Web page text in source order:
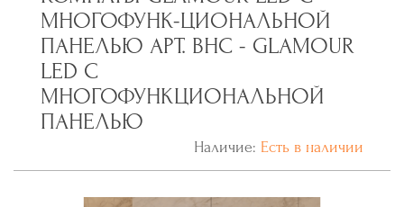
МНОГОФУНК-ЦИОНАЛЬНОЙ
ПАНЕЛЬЮ АРТ. BHC - GLAMOUR
LED С
МНОГОФУНКЦИОНАЛЬНОЙ
ПАНЕЛЬЮ
Наличие: Есть в наличии